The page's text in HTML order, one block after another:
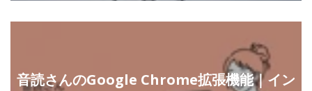
音読さんのGoogle Chrome拡張機能｜イン